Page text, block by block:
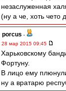
незаслуженная
(ну а че, хоть чето
porcus -
28 мар 2015 09:45
Харьковскому
Фортуну.
В лицо ему
ну а вратарю